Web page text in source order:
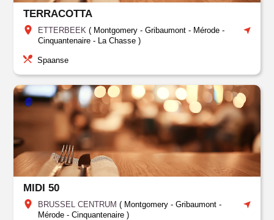
TERRACOTTA
ETTERBEEK ( Montgomery - Gribaumont - Mérode -
Cinquantenaire - La Chasse )
Spaanse
MIDI 50
BRUSSEL CENTRUM ( Montgomery - Gribaumont -
Mérode - Cinquantenaire )